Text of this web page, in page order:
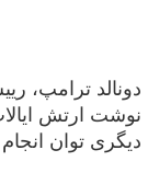
نوشت ارتش
دیگری توان